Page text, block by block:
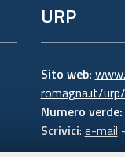
URP
Sito web:
romagna.it/urp/
Numero verde:
Scrivici: e-mail -